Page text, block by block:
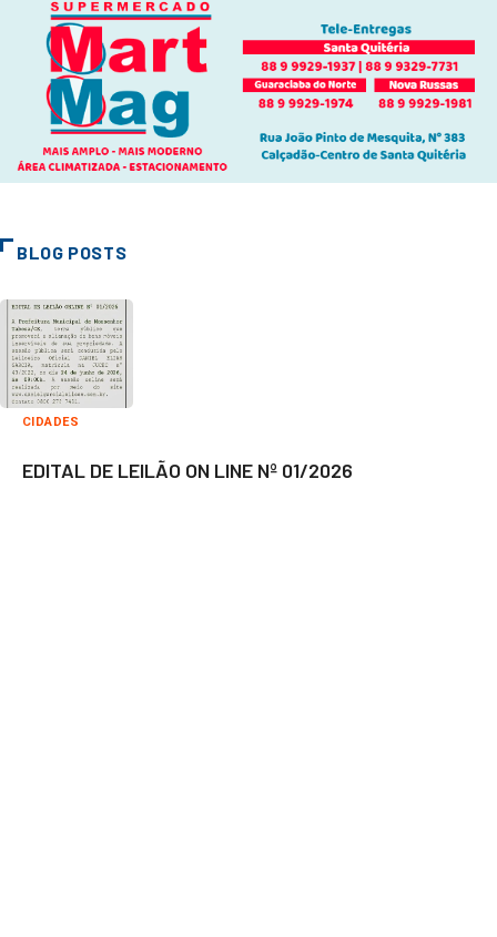
BLOG POSTS
CIDADES
EDITAL DE LEILÃO ON LINE Nº 01/2026